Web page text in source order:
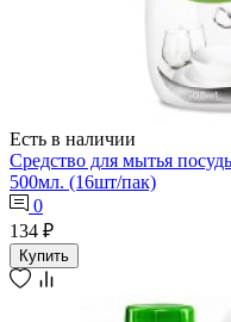
Есть в наличии
Средство для мытья
500мл. (16шт/пак)
0
134 ₽
Купить